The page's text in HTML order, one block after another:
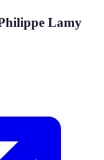
Lamy